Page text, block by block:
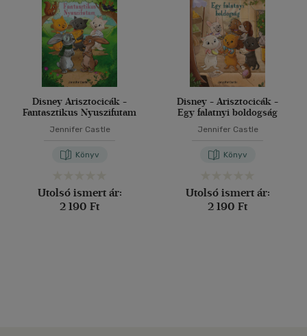
Disney Arisztocicák -
Fantasztikus Nyuszifutam
Jennifer Castle
Könyv
Utolsó ismert ár:
2 190 Ft
Disney - Arisztocicák -
Egy falatnyi boldogság
Jennifer Castle
Könyv
Utolsó ismert ár:
2 190 Ft